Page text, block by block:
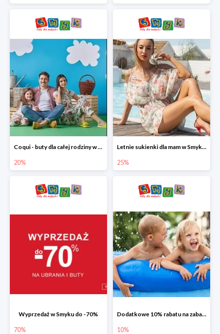
Coqui - buty dla całej rodziny w Smyku do -20%
20%
Letnie sukienki dla mam w Smyku do -25%
25%
Wyprzedaż w Smyku do -70%
70%
Dodatkowe 10% rabatu na zabawki ogrodowe i baseny
10%